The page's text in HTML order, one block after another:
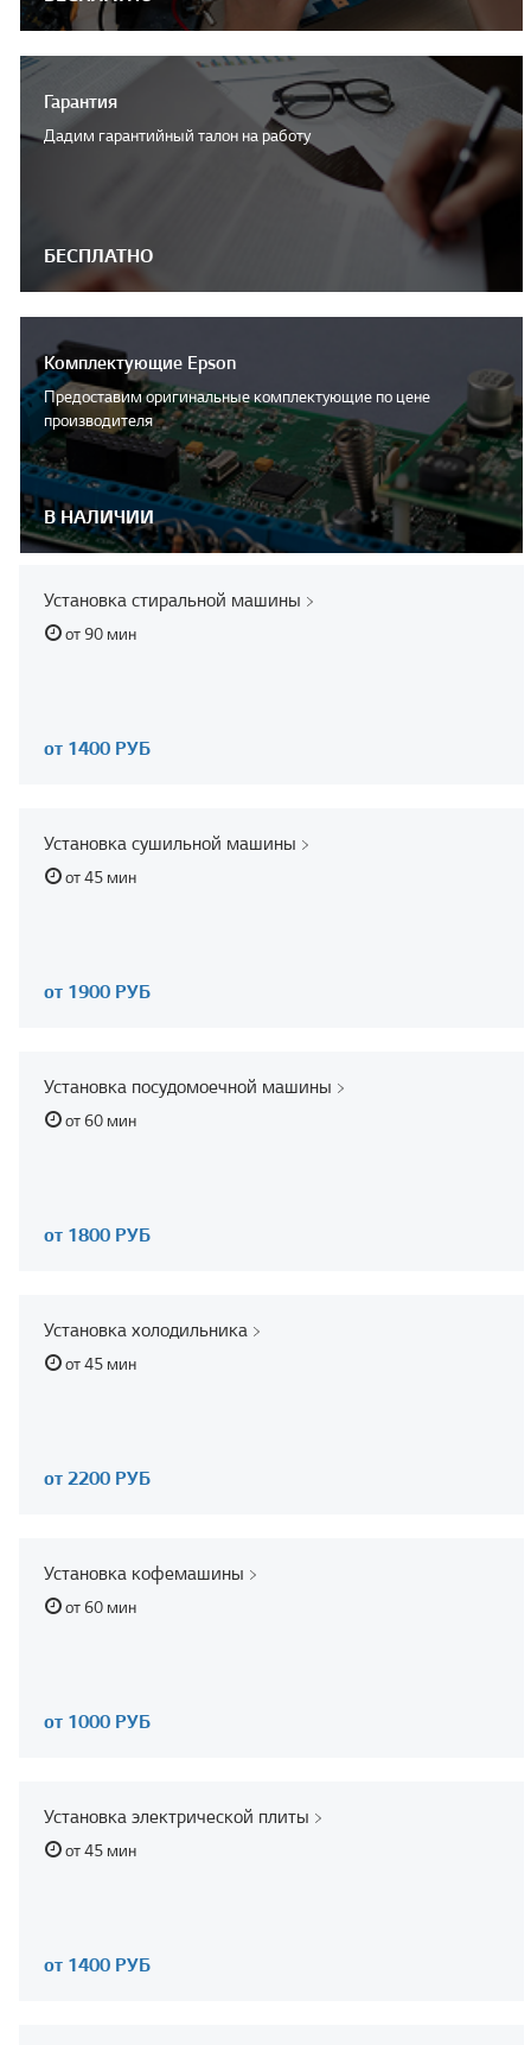
Гарантия
Дадим гарантийный талон на работу
БЕСПЛАТНО
Комплектующие Epson
Предоставим оригинальные комплектующие по цене
производителя
В НАЛИЧИИ
Установка стиральной машины
от 90 мин
от 1400 РУБ
Установка сушильной машины
от 45 мин
от 1900 РУБ
Установка посудомоечной машины
от 60 мин
от 1800 РУБ
Установка холодильника
от 45 мин
от 2200 РУБ
Установка кофемашины
от 60 мин
от 1000 РУБ
Установка электрической плиты
от 45 мин
от 1400 РУБ